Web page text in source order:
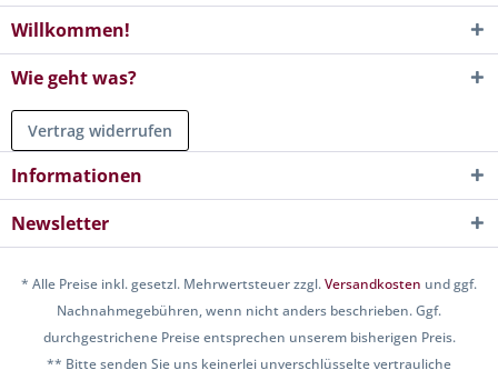
Willkommen!
Wie geht was?
Vertrag widerrufen
Informationen
Newsletter
* Alle Preise inkl. gesetzl. Mehrwertsteuer zzgl.Versandkosten und ggf.
Nachnahmegebühren, wenn nicht anders beschrieben. Ggf.
durchgestrichene Preise entsprechen unserem bisherigen Preis.
** Bitte senden Sie uns keinerlei unverschlüsselte vertrauliche